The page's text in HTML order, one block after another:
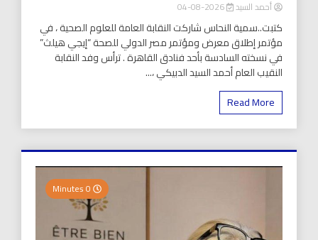
أحمد السيد 2026-08-04
كتبت..سمية النحاس شاركت النقابة العامة للعلوم الصحية ، في
مؤتمر إطلاق معرض ومؤتمر مصر الدولي للصحة “إيجي هيلث”
في نسخته السادسة بأحد فنادق القاهرة . ترأس وفد النقابة
النقيب العام أحمد السيد الدبيكي ،...
Read More